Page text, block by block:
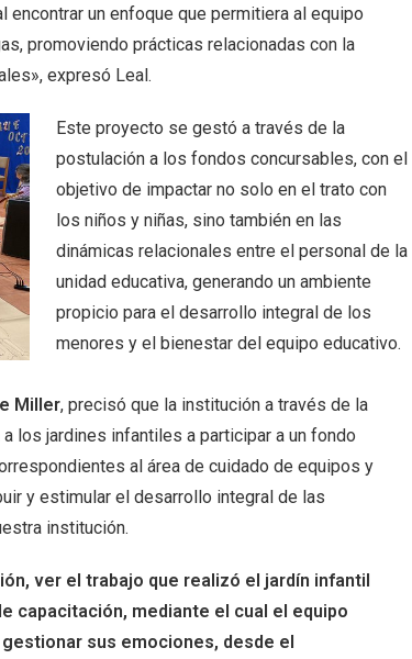
encontrar un enfoque que permitiera al equipo
promoviendo prácticas relacionadas con la
expresó Leal.
Este proyecto se gestó a través de la
postulación a los fondos concursables, con el
objetivo de impactar no solo en el trato con
los niños y niñas, sino también en las
dinámicas relacionales entre el personal de la
unidad educativa, generando un ambiente
propicio para el desarrollo integral de los
menores y el bienestar del equipo educativo.
Miller, precisó que la institución a través de la
los jardines infantiles a participar a un fondo
al área de cuidado de equipos y
y estimular el desarrollo integral de las
institución.
ver el trabajo que realizó el jardín infantil
capacitación, mediante el cual el equipo
sus emociones, desde el